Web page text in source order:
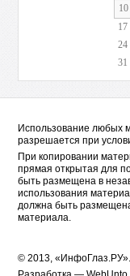
10
17
24
31
Использование любых
разрешается при
При копировании
прямая открытая для
быть размещена в
использования
должна быть
материала.
© 2013, «ИнфоГлаз.РУ».